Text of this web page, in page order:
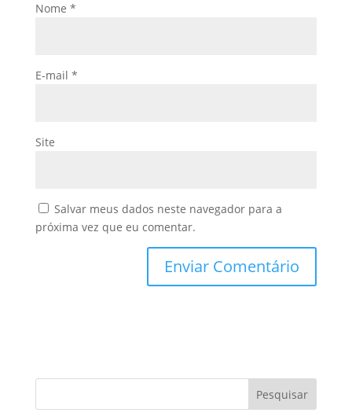
Nome *
E-mail *
Site
Salvar meus dados neste navegador para a
próxima vez que eu comentar.